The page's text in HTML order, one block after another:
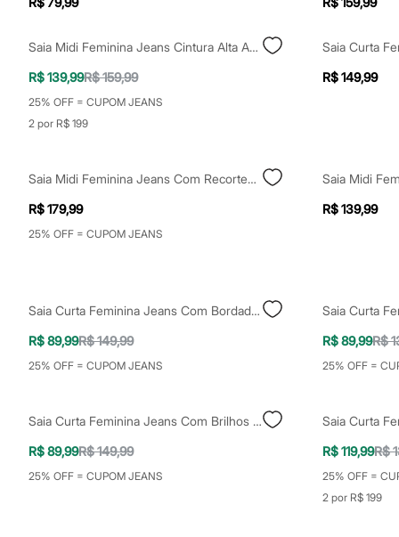
Roupas
Bermudas
Camisas
Calças
Camisetas e Regatas
Casacos e Jaquetas
Acessórios
Chapéus e Bonés
Cintos
Carteiras
Botas
Sapatos
Tênis
Bermudas
Calças
Calçados
Regatas
Saia Midi Feminina Jeans Cintura Alta Azul
R$ 139,99R$ 159,99
25% OFF = CUPOM JEANS
2 por R$ 199
R$ 149,99
Saia Midi Feminina Jeans Com Recortes Cintura Alta Azul
R$ 179,99
25% OFF = CUPOM JEANS
R$ 139,99
Saia Curta Feminina Jeans Com Bordado Floral Azul
R$ 89,99R$ 149,99
25% OFF = CUPOM JEANS
R$ 89,99R$
25% OFF =
Saia Curta Feminina Jeans Com Brilhos Azul
R$ 89,99R$ 149,99
25% OFF = CUPOM JEANS
R$ 119,99R$
25% OFF =
2 por R$ 199